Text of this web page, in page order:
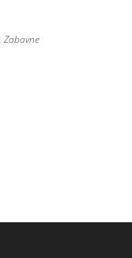
,Zabavne